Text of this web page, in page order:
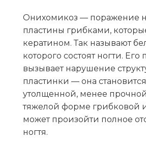
Онихомикоз — поражение
пластины грибками,
кератином. Так называют
которого состоят ногти.
вызывает нарушение
пластинки — она
утолщенной, менее
тяжелой форме грибковой
может произойти полное
ногтя.